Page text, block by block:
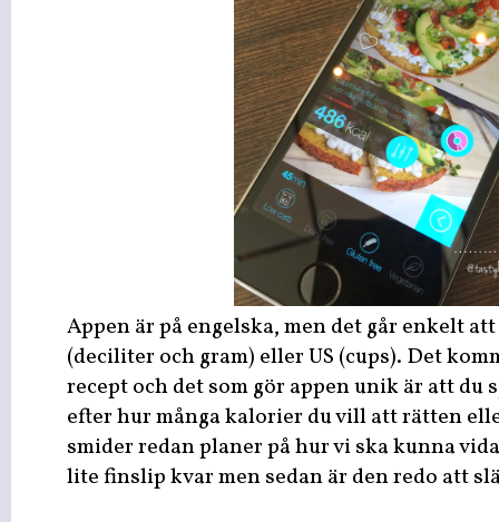
Appen är på engelska, men det går enkelt
(deciliter och gram) eller US (cups). Det
recept och det som gör appen unik är att du
efter hur många kalorier du vill att rätten
smider redan planer på hur vi ska kunna
lite finslip kvar men sedan är den redo att